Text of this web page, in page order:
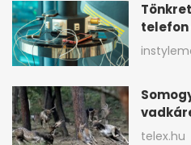
válasz
kétszer
telex.hu